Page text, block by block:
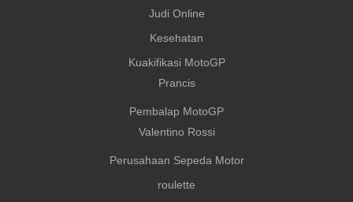
Judi Online
Kesehatan
Kuakifikasi MotoGP
Prancis
Pembalap MotoGP
Valentino Rossi
Perusahaan Sepeda Motor
roulette